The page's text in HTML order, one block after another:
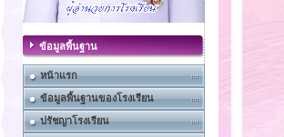
ข้อมูลพื้นฐาน
หน้าแรก
ข้อมูลพื้นฐานของโรงเรียน
ปรัชญาโรงเรียน